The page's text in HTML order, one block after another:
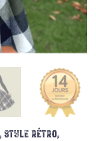
style rétro,